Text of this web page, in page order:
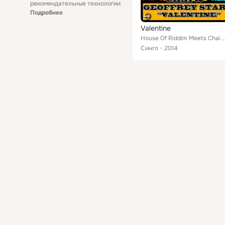
рекомендательные технологии
Подробнее
Valentine
House Of Riddim
Сингл
2014